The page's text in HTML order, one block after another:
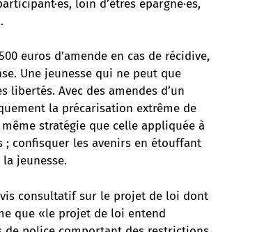
loin d’êtres épargné·es,
euros d’amende en cas de récidive,
Une jeunesse qui ne peut que
libertés. Avec des amendes d’un
la précarisation extrême de
stratégie que celle appliquée à
; confisquer les avenirs en étouffant
jeunesse.
consultatif sur le projet de loi dont
que «le projet de loi entend